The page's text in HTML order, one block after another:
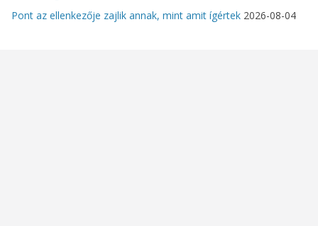
Pont az ellenkezője zajlik annak, mint amit ígértek 2026-08-04